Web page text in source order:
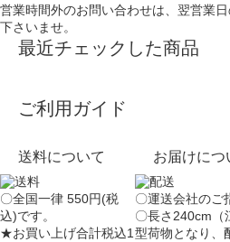
営業時間外のお問い合わせは、翌営業
下さいませ。
最近チェックした商品
ご利用ガイド
送料について
〇全国一律 550円(税
込)です。
★お買い上げ合計税込1
お届けにつ
〇運送会社のご
〇長さ240cm（
型荷物となり、